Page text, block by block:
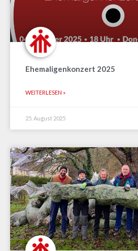
Ehemaligenkonzert 2025
WEITERLESEN »
25. August 2025